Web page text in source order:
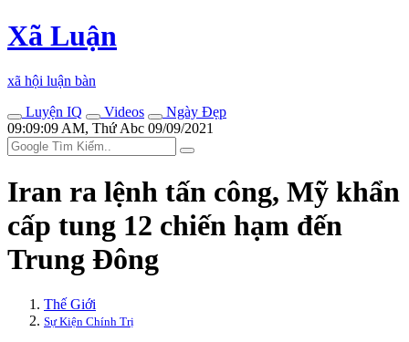
Xã Luận
xã hội luận bàn
Luyện IQ
Videos
Ngày Đẹp
09:09:09 AM, Thứ Abc 09/09/2021
Iran ra lệnh tấn công, Mỹ khẩn
cấp tung 12 chiến hạm đến
Trung Đông
Thế Giới
Sự Kiện Chính Trị